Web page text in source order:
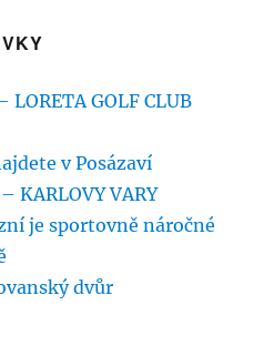
LORETA GOLF CLUB
v Posázaví
KARLOVY VARY
je sportovně náročné
dvůr